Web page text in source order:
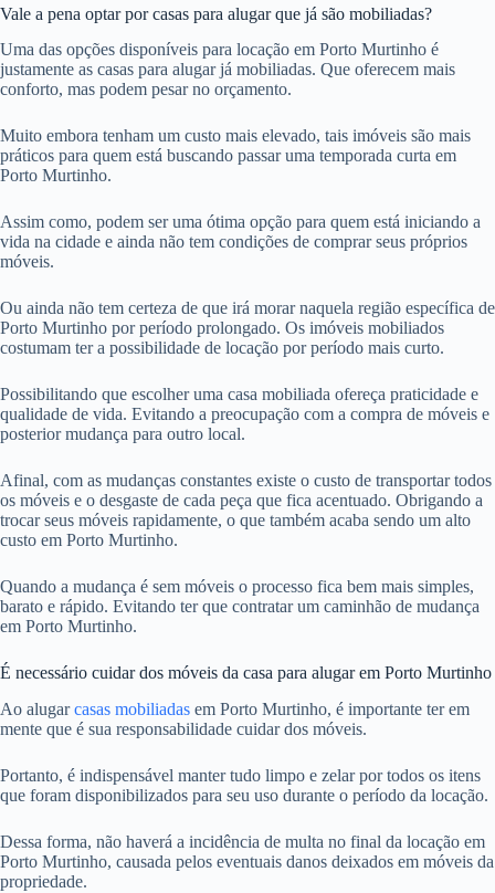
Vale a pena optar por casas para alugar que já são mobiliadas?
Uma das opções disponíveis para locação em Porto Murtinho é
justamente as casas para alugar já mobiliadas. Que oferecem mais
conforto, mas podem pesar no orçamento.
Muito embora tenham um custo mais elevado, tais imóveis são mais
práticos para quem está buscando passar uma temporada curta em
Porto Murtinho.
Assim como, podem ser uma ótima opção para quem está iniciando a
vida na cidade e ainda não tem condições de comprar seus próprios
móveis.
Ou ainda não tem certeza de que irá morar naquela região específica de
Porto Murtinho por período prolongado. Os imóveis mobiliados
costumam ter a possibilidade de locação por período mais curto.
Possibilitando que escolher uma casa mobiliada ofereça praticidade e
qualidade de vida. Evitando a preocupação com a compra de móveis e
posterior mudança para outro local.
Afinal, com as mudanças constantes existe o custo de transportar todos
os móveis e o desgaste de cada peça que fica acentuado. Obrigando a
trocar seus móveis rapidamente, o que também acaba sendo um alto
custo em Porto Murtinho.
Quando a mudança é sem móveis o processo fica bem mais simples,
barato e rápido. Evitando ter que contratar um caminhão de mudança
em Porto Murtinho.
É necessário cuidar dos móveis da casa para alugar em Porto Murtinho
Ao alugarcasas mobiliadas em Porto Murtinho, é importante ter em
mente que é sua responsabilidade cuidar dos móveis.
Portanto, é indispensável manter tudo limpo e zelar por todos os itens
que foram disponibilizados para seu uso durante o período da locação.
Dessa forma, não haverá a incidência de multa no final da locação em
Porto Murtinho, causada pelos eventuais danos deixados em móveis da
propriedade.